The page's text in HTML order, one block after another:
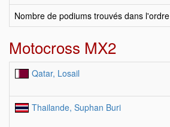
Nombre de podiums trouvés dans l'ordre
Motocross MX2
Qatar, Losail
Thailande, Suphan Buri